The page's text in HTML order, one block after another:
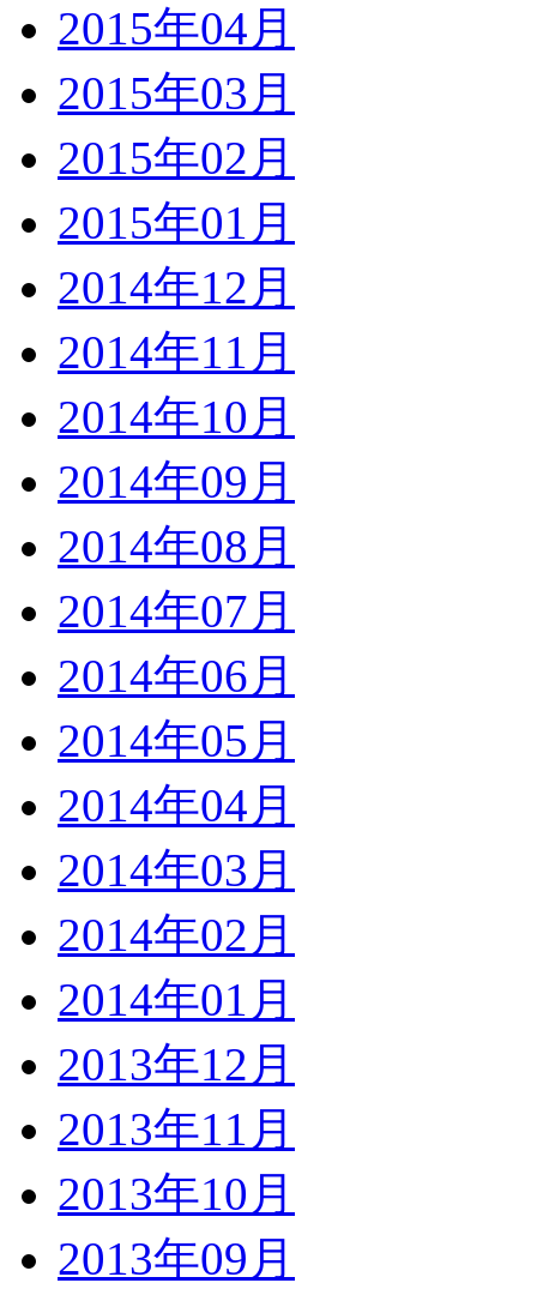
2015年04月
2015年03月
2015年02月
2015年01月
2014年12月
2014年11月
2014年10月
2014年09月
2014年08月
2014年07月
2014年06月
2014年05月
2014年04月
2014年03月
2014年02月
2014年01月
2013年12月
2013年11月
2013年10月
2013年09月